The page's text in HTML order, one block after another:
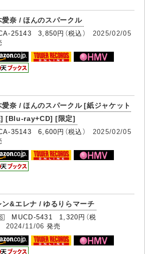
愛奈 / ほんのスパークル
25143 3,850円（税込） 2025/02/05
愛奈 / ほんのスパークル [紙ジャケット
[Blu-ray+CD] [限定]
35143 6,600円（税込） 2025/02/05
ン&エレナ / ゆるりらマーチ
MUCD-5431 1,320円（税
2024/11/06 発売